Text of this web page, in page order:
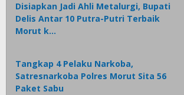
Disiapkan Jadi Ahli Metalurgi, Bupati
Delis Antar 10 Putra-Putri Terbaik
Morut k…
Tangkap 4 Pelaku Narkoba,
Satresnarkoba Polres Morut Sita 56
Paket Sabu